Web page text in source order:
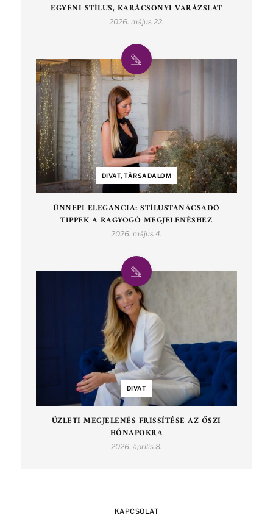
EGYÉNI STÍLUS, KARÁCSONYI VARÁZSLAT
2026. május 22.
DIVAT, TÁRSADALOM
ÜNNEPI ELEGANCIA: STÍLUSTANÁCSADÓ
TIPPEK A RAGYOGÓ MEGJELENÉSHEZ
2026. május 4.
DIVAT
ÜZLETI MEGJELENÉS FRISSÍTÉSE AZ ŐSZI
HÓNAPOKRA
2026. április 8.
KAPCSOLAT